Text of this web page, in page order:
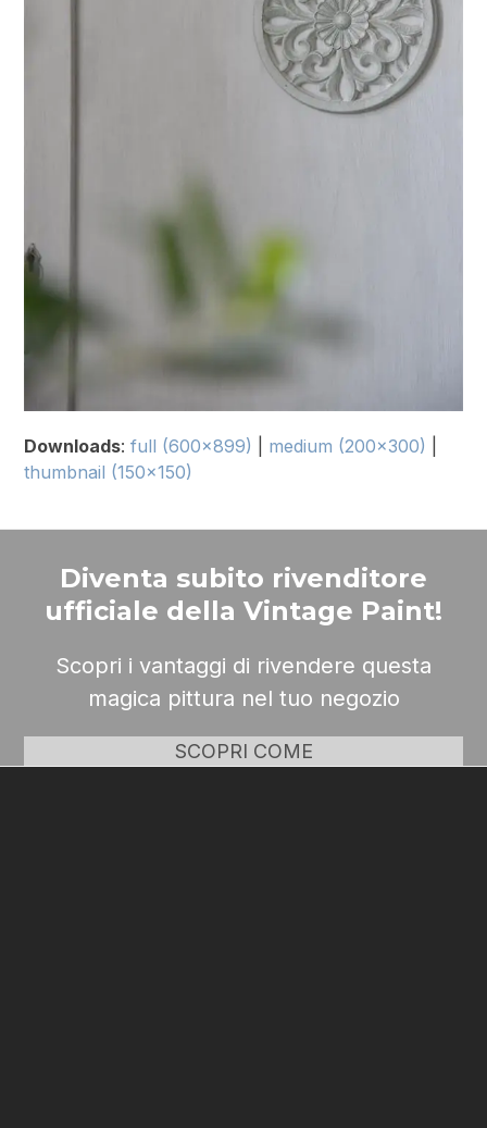
Downloads:full (600x899) medium (200x300)
thumbnail (150x150)
Diventa subito rivenditore
ufficiale della Vintage Paint!
Scopri i vantaggi di rivendere questa
magica pittura nel tuo negozio
SCOPRI COME